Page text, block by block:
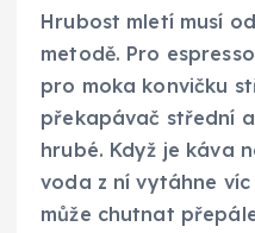
Hrubost mletí musí
metodě. Pro
pro moka konvičku
překapávač střední
hrubé. Když je káva
voda z ní vytáhne
může chutnat